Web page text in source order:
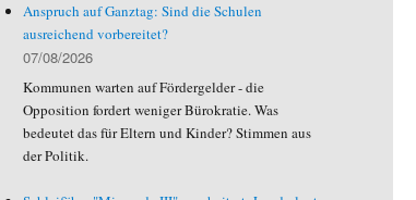
Anspruch auf Ganztag: Sind die Schulen
ausreichend vorbereitet?
07/08/2026
Kommunen warten auf Fördergelder - die
Opposition fordert weniger Bürokratie. Was
bedeutet das für Eltern und Kinder? Stimmen aus
der Politik.